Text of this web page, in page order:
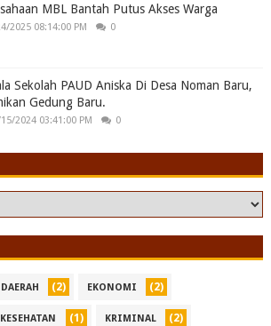
MBL Bantah Putus Akses Warga
2025 08:14:00 PM 0
Sekolah PAUD Aniska Di Desa Noman Baru,
Gedung Baru.
2024 03:41:00 PM 0
DAERAH (2) EKONOMI (2)
KESEHATAN (1) KRIMINAL (2)